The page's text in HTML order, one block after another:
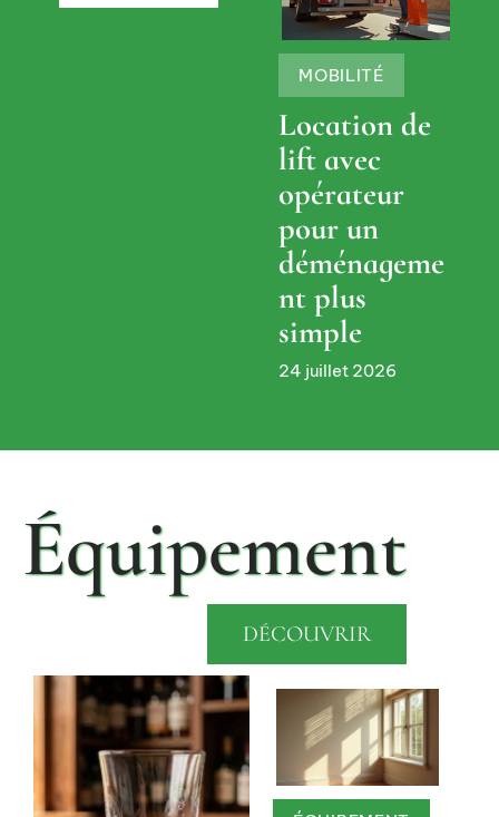
MOBILITÉ
Location de
lift avec
opérateur
pour un
déménageme
nt plus
simple
24 juillet 2026
Équipement
DÉCOUVRIR